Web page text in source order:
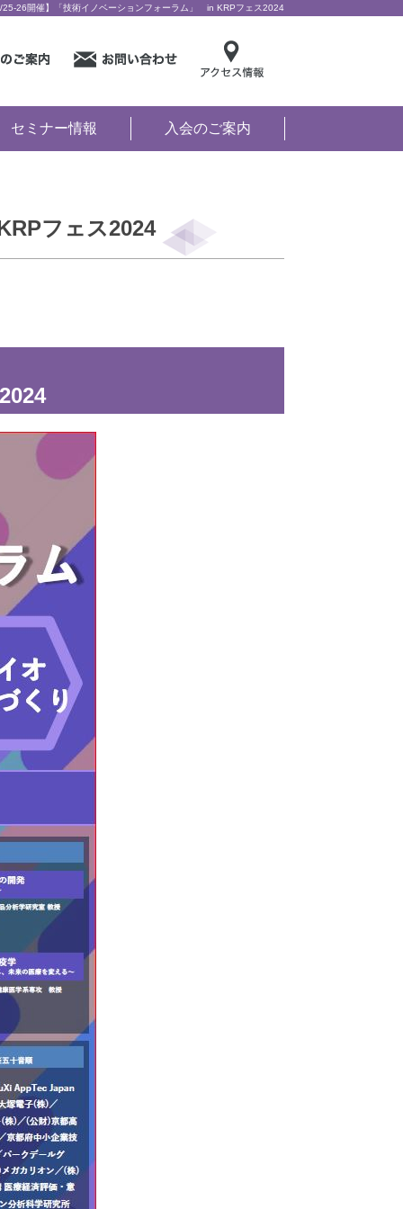
26開催】「技術イノベーションフォーラム」 in KRPフェス2024
セミナー情報 入会のご案内
フェス2024